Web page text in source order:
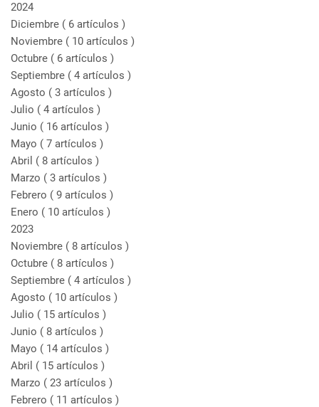
2024
Diciembre ( 6 artículos )
Noviembre ( 10 artículos )
Octubre ( 6 artículos )
Septiembre ( 4 artículos )
Agosto ( 3 artículos )
Julio ( 4 artículos )
Junio ( 16 artículos )
Mayo ( 7 artículos )
Abril ( 8 artículos )
Marzo ( 3 artículos )
Febrero ( 9 artículos )
Enero ( 10 artículos )
2023
Noviembre ( 8 artículos )
Octubre ( 8 artículos )
Septiembre ( 4 artículos )
Agosto ( 10 artículos )
Julio ( 15 artículos )
Junio ( 8 artículos )
Mayo ( 14 artículos )
Abril ( 15 artículos )
Marzo ( 23 artículos )
Febrero ( 11 artículos )